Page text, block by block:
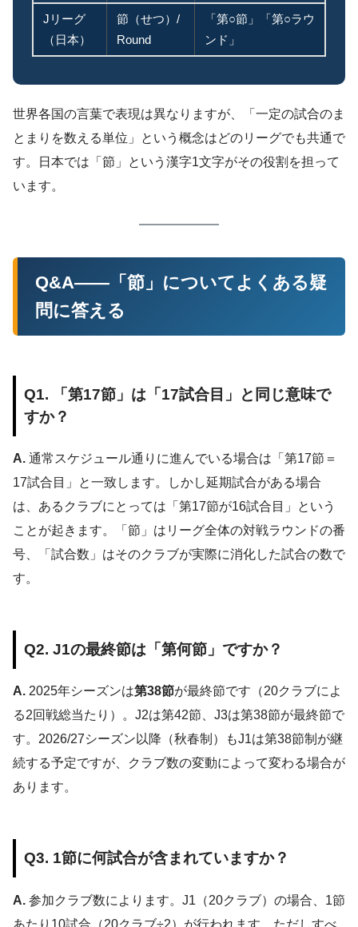
Jリーグ
（日本）
節（せつ）/
Round
「第○節」「第○ラウ
ンド」
世界各国の言葉で表現は異なりますが、「一定の試合のま
とまりを数える単位」という概念はどのリーグでも共通で
す。日本では「節」という漢字1文字がその役割を担って
います。
Q&A——「節」についてよくある疑
問に答える
Q1. 「第17節」は「17試合目」と同じ意味で
すか？
A. 通常スケジュール通りに進んでいる場合は「第17節＝
17試合目」と一致します。しかし延期試合がある場合
は、あるクラブにとっては「第17節が16試合目」という
ことが起きます。「節」はリーグ全体の対戦ラウンドの番
号、「試合数」はそのクラブが実際に消化した試合の数で
す。
Q2. J1の最終節は「第何節」ですか？
A. 2025年シーズンは第38節が最終節です（20クラブによ
る2回戦総当たり）。J2は第42節、J3は第38節が最終節で
す。2026/27シーズン以降（秋春制）もJ1は第38節制が継
続する予定ですが、クラブ数の変動によって変わる場合が
あります。
Q3. 1節に何試合が含まれていますか？
A. 参加クラブ数によります。J1（20クラブ）の場合、1節
あたり10試合（20クラブ÷2）が行われます。ただしすべ